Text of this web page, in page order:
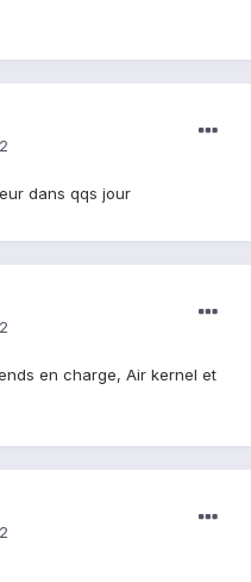
dans qqs jour
en charge, Air kernel et